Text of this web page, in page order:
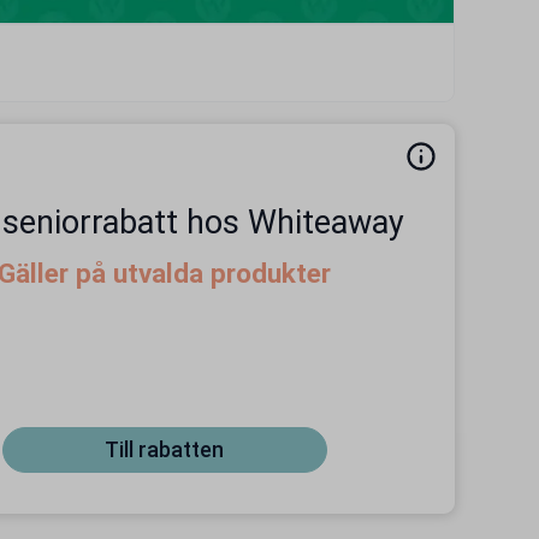
hos Whiteaway
på utvalda produkter
Till rabatten